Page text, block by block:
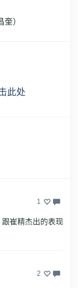
）
此处
1
崔精杰出的表现
2